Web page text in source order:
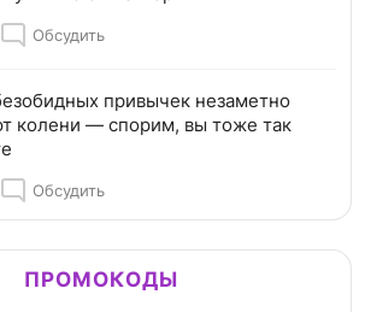
Обсудить
привычек незаметно
колени — спорим, вы тоже так
Обсудить
ПРОМОКОДЫ